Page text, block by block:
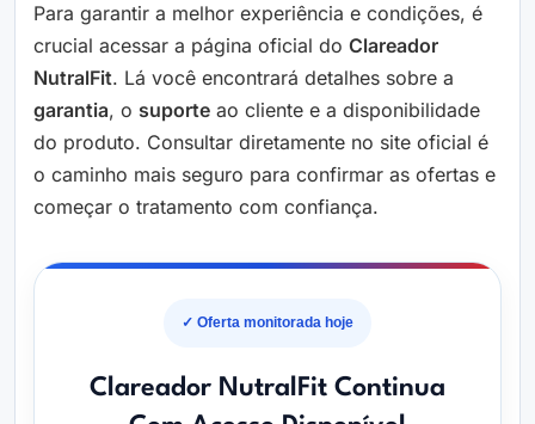
Para garantir a melhor experiência e condições, é
crucial acessar a página oficial do Clareador
NutralFit. Lá você encontrará detalhes sobre a
garantia, o suporte ao cliente e a disponibilidade
do produto. Consultar diretamente no site oficial é
o caminho mais seguro para confirmar as ofertas e
começar o tratamento com confiança.
✓ Oferta monitorada hoje
Clareador NutralFit Continua